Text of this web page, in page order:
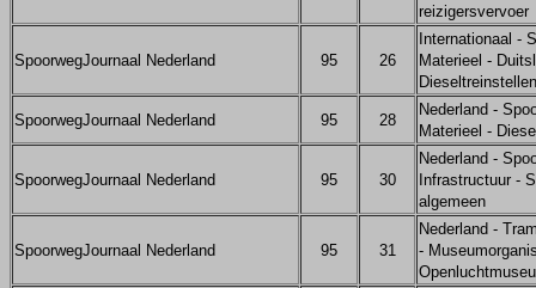
reizigersvervoer
SpoorwegJournaal Nederland 95 26
Internationaal -
Materieel -
Dieseltreinstellen
SpoorwegJournaal Nederland 95 28
Nederland -
Materieel -
SpoorwegJournaal Nederland 95 30
Nederland -
Infrastructuur -
algemeen
SpoorwegJournaal Nederland 95 31
Nederland -
-